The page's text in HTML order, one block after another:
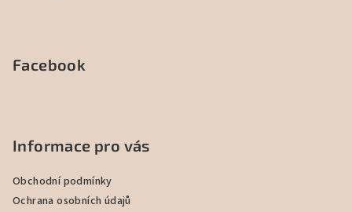
Facebook
Informace pro vás
Obchodní podmínky
Ochrana osobních údajů